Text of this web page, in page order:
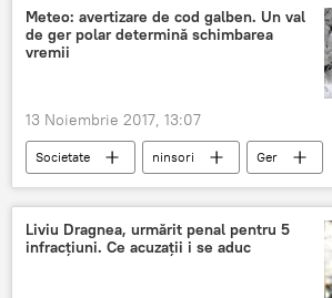
Turneu
Meteo: avertizare de cod galben. Un val
de ger polar determină schimbarea
vremii
13 Noiembrie 2017, 13:07
Societate ninsori
Ger
cod galben
Prognoza meteo în România
Meteo
Liviu Dragnea, urmărit penal pentru 5
infracţiuni. Ce acuzaţii i se aduc